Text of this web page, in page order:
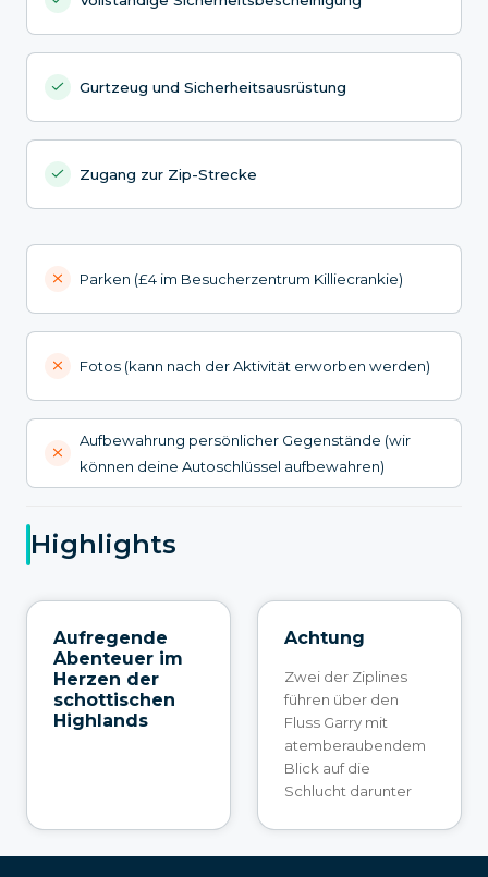
Gurtzeug und Sicherheitsausrüstung
Zugang zur Zip-Strecke
Parken (£4 im Besucherzentrum Killiecrankie)
Fotos (kann nach der Aktivität erworben werden)
Aufbewahrung persönlicher Gegenstände (wir
können deine Autoschlüssel aufbewahren)
Highlights
Aufregende
Abenteuer im
Herzen der
schottischen
Highlands
Achtung
Zwei der Ziplines
führen über den
Fluss Garry mit
atemberaubendem
Blick auf die
Schlucht darunter